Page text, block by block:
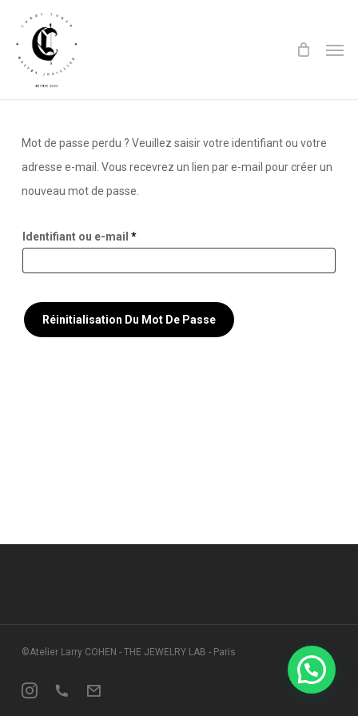
main
content
Mot de passe perdu ? Veuillez saisir votre identifiant ou votre
adresse e-mail. Vous recevrez un lien par e-mail pour créer un
nouveau mot de passe.
Identifiant ou e-mail *Obligatoire
Réinitialisation Du Mot De Passe
©Atelier Larry COHEN - THE JEWELRY LAB - Paris
InstagramPhone Email